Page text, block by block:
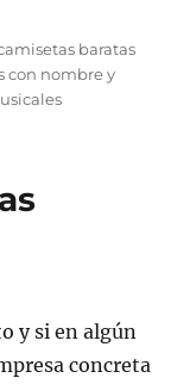
baratas
con nombre y
y si en algún
concreta